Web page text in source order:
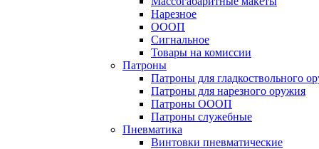
Нарезное
ОООП
Сигнальное
Товары на комиссии
Патроны
Патроны для гладкоствольного
Патроны для нарезного оружия
Патроны ОООП
Патроны служебные
Пневматика
Винтовки пневматические